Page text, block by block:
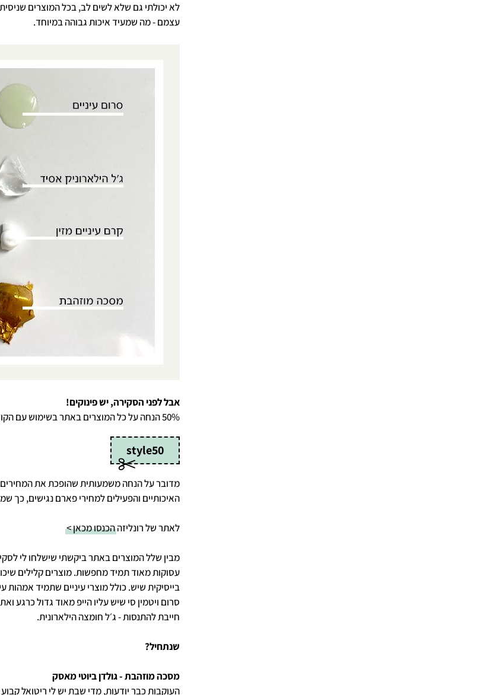
לא יכולתי גם שלא לשים לב, בכל המוצרים
עצמם - מה שמעיד איכות גבוהה במיוחד.
אבל לפני הסקירה, יש פינוקים!
50% הנחה על כל המוצרים באתר בשימוש עם הקוד שלנו
style50
מדובר על הנחה משמעותית שהופכת את
האיכותיים והפעילים למחירי פארם נגישים, כך
לאתר של רונליזההכנסו מכאן >
מבין שלל המוצרים באתר ביקשתי שישלחו לי
עסוקות מאוד תמיד מחפשות. מוצרים קלילים
סרום ויטמין סי שיש עליו הייפ מאוד גדול כרגע
חייבת להתנסות - ג׳ל חומצה הילארונית.
שנתחיל?
מסכה מוזהבת - גולדן ביוטי מאסק
העוקבות כבר יודעות, מדי שבת יש לי ריטואל